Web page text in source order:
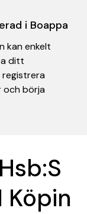
i Boappa
kan enkelt
ditt
registrera
och börja
Köpin